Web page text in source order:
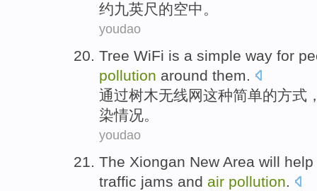
约九英尺的空中。
youdao
Tree WiFi is a simple way for
pollution around them.
通过树木无线网这种简单的方式
染情况。
youdao
The Xiongan New Area will
traffic jams and air pollution.